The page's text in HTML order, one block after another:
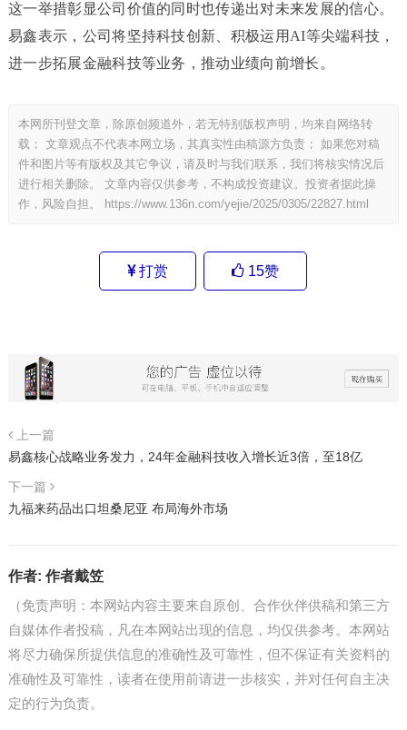
这一举措彰显公司价值的同时也传递出对未来发展的信心。
易鑫表示，公司将坚持科技创新、积极运用AI等尖端科技，
进一步拓展金融科技等业务，推动业绩向前增长。
本网所刊登文章，除原创频道外，若无特别版权声明，均来自网络转
载； 文章观点不代表本网立场，其真实性由稿源方负责； 如果您对稿
件和图片等有版权及其它争议，请及时与我们联系，我们将核实情况后
进行相关删除。 文章内容仅供参考，不构成投资建议。投资者据此操
作，风险自担。
https://www.136n.com/yejie/2025/0305/22827.html
打赏 15赞
上一篇
易鑫核心战略业务发力，24年金融科技收入增长近3倍，至18亿
下一篇
九福来药品出口坦桑尼亚 布局海外市场
作者: 作者戴笠
（免责声明：本网站内容主要来自原创、合作伙伴供稿和第三方
自媒体作者投稿，凡在本网站出现的信息，均仅供参考。本网站
将尽力确保所提供信息的准确性及可靠性，但不保证有关资料的
准确性及可靠性，读者在使用前请进一步核实，并对任何自主决
定的行为负责。